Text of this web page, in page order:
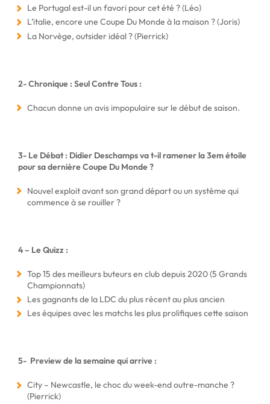
Le Portugal est-il un favori pour cet été ? (Léo)
L’italie, encore une Coupe Du Monde à la maison ? (Joris)
La Norvège, outsider idéal ? (Pierrick)
2- Chronique : Seul Contre Tous :
Chacun donne un avis impopulaire sur le début de saison.
3- Le Débat : Didier Deschamps va t-il ramener la 3em étoile
pour sa dernière Coupe Du Monde ?
Nouvel exploit avant son grand départ ou un système qui
commence à se rouiller ?
4 – Le Quizz :
Top 15 des meilleurs buteurs en club depuis 2020 (5 Grands
Championnats)
Les gagnants de la LDC du plus récent au plus ancien
Les équipes avec les matchs les plus prolifiques cette saison
5- Preview de la semaine qui arrive :
City – Newcastle, le choc du week-end outre-manche ?
(Pierrick)